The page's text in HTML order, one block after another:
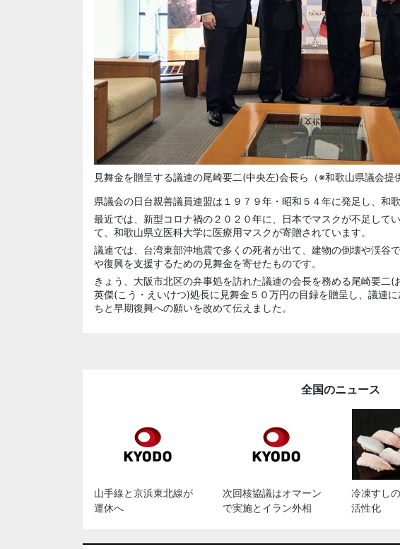
見舞金を贈呈する議連の尾崎要二(中央左)会長ら（※和歌山県議会提
県議会の日台親善議員連盟は１９７９年・昭和５４年に発足し、和
最近では、新型コロナ禍の２０２０年に、日本でマスクが不足して
て、和歌山県立医科大学に医療用マスクが寄贈されています。
議連では、台湾東部沖地震で多くの死者が出て、建物の倒壊や渓谷
や復興を支援するための見舞金を寄せたものです。
きょう、大阪市北区の弁事処を訪れた議連の会長を務める尾崎要二(
英傑(こう・えいけつ)処長に見舞金５０万円の目録を贈呈し、議連
ちと早期復興への願いを改めて伝えました。
全国のニュース
山手線と京浜東北線が
運休へ
次回核協議はオマーン
で実施とイラン外相
冷凍すし
活性化